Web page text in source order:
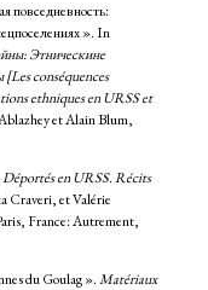
повседневность:
». In
Этническине
conséquences
ethniques en URSS et
et Alain Blum,
Déportés en URSS. Récits
Craveri, et Valérie
France: Autrement,
du Goulag ».Matériaux